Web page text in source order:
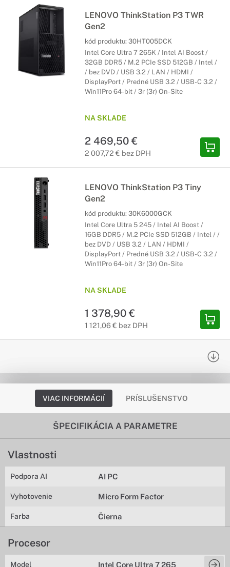
LENOVO ThinkStation P3 TWR
Gen2
kód produktu: 30HT005DCK
Intel Core Ultra 7 265K / Intel AI Boost /
32GB DDR5 / M.2 PCIe SSD 512GB / Intel /
/ bez DVD / USB 3.2 / LAN / HDMI /
DisplayPort / Predné USB 3.2 / USB-C 3.2 /
Win11Pro 64-bit / 3r (3r) On-Site
NA SKLADE
2 469,50 €
2 007,72 € bez DPH
LENOVO ThinkStation P3 Tiny
Gen2
kód produktu: 30K6000GCK
Intel Core Ultra 5 245 / Intel AI Boost /
16GB DDR5 / M.2 PCIe SSD 512GB / Intel / /
bez DVD / USB 3.2 / LAN / HDMI /
DisplayPort / Predné USB 3.2 / USB-C 3.2 /
Win11Pro 64-bit / 3r (3r) On-Site
NA SKLADE
1 378,90 €
1 121,06 € bez DPH
VIAC INFORMÁCIÍ PRÍSLUŠENSTVO
ŠPECIFIKÁCIA A PARAMETRE
Vlastnosti
Podpora AI AI PC
Vyhotovenie Micro Form Factor
Farba Čierna
Procesor
Model Intel Core Ultra 7 265